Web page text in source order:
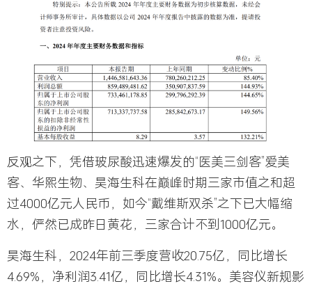
反观之下，凭借玻尿酸迅速爆发的“医美三剑客”爱美
客、华熙生物、 昊海生科在巅峰时期三家市值之和超
过4000亿元人民币，如今“戴维斯双杀”之下已大幅缩
水，俨然已成昨日黄花，三家合计不到1000亿元。
昊海生科，2024年前三季度营收20.75亿，同比增长
4.69%，净利润3.41亿，同比增长4.31%。美容仪新规影